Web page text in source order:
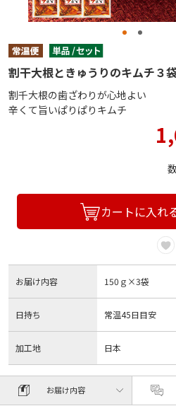
割干大根ときゅうりのキムチ３
割千大根の歯ざわりが心地よい
辛くて旨いぱりぱりキムチ
カートに入れ
お届け内容 150ｇ×3袋
日持ち 常温45日目安
加工地 日本
お届け内容